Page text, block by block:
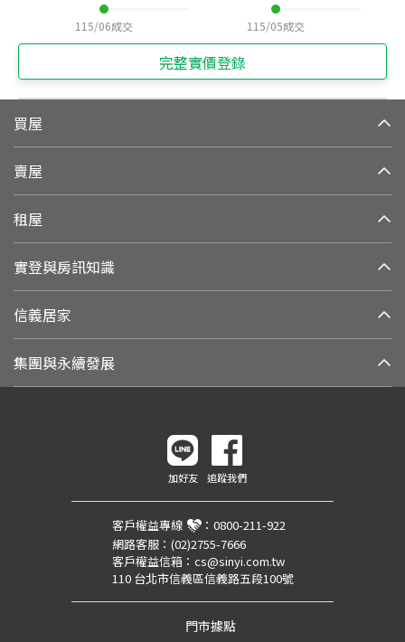
115/06成交 115/05成交
完整實價登錄
買屋
賣屋
租屋
實登與房訊知識
信義居家
集團與永續發展
加好友 追蹤我們
客戶權益專線 ： 0800-211-922
網路客服： (02)2755-7666
客戶權益信箱： cs@sinyi.com.tw
110 台北市信義區信義路五段100號
門市據點